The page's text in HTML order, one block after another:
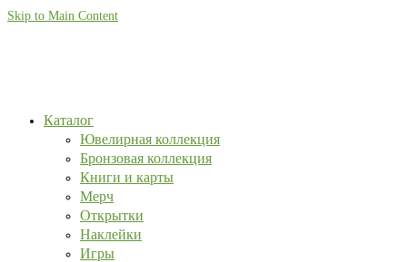
Skip to Main Content
Каталог
Ювелирная коллекция
Бронзовая коллекция
Книги и карты
Мерч
Открытки
Наклейки
Игры